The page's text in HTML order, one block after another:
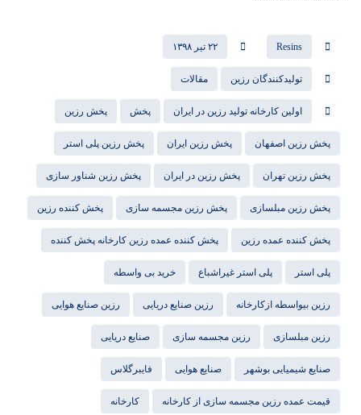
Resins ۲۲ تیر ۱۳۹۸
تولیدکنندگان رزین مقالات
اولین کارخانه تولید رزین در ایران پخش پخش رزین
پخش رزین اصفهان پخش رزین ایران پخش رزین پلی استر
پخش رزین تهران پخش رزین در ایران پخش رزین شناور سازی
پخش رزین مبلسازی پخش رزین مجسمه سازی پخش کننده رزین
پخش کننده عمده رزین پخش کننده عمده رزین کارخانه پخش کننده
پلی استر پلی استر غیراشباع خرید بی واسطه
رزین بیواسطه ازکارخانه رزین صنایع دریایی رزین صنایع هوایی
رزین مبلسازی رزین مجسمه سازی صنایع دریایی
صنایع شیمیایی بوشهر صنایع هوایی فایبرگلاس
قیمت عمده رزین مجسمه سازی از کارخانه کارخانه